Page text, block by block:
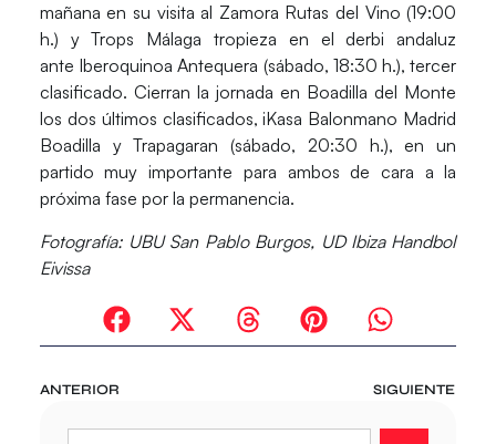
mañana en su visita al Zamora Rutas del Vino(19:00
h.) yTrops Málagatropieza en el derbi andaluz
ante Iberoquinoa Antequera (sábado, 18:30 h.), tercer
clasificado. Cierran la jornada en Boadilla del Monte
los dos últimos clasificados,iKasa Balonmano Madrid
Boadilla yTrapagaran(sábado, 20:30 h.), en un
partido muy importante para ambos de cara a la
próxima fase por la permanencia.
Fotografía: UBU San Pablo Burgos, UD Ibiza Handbol
Eivissa
ANTERIOR SIGUIENTE